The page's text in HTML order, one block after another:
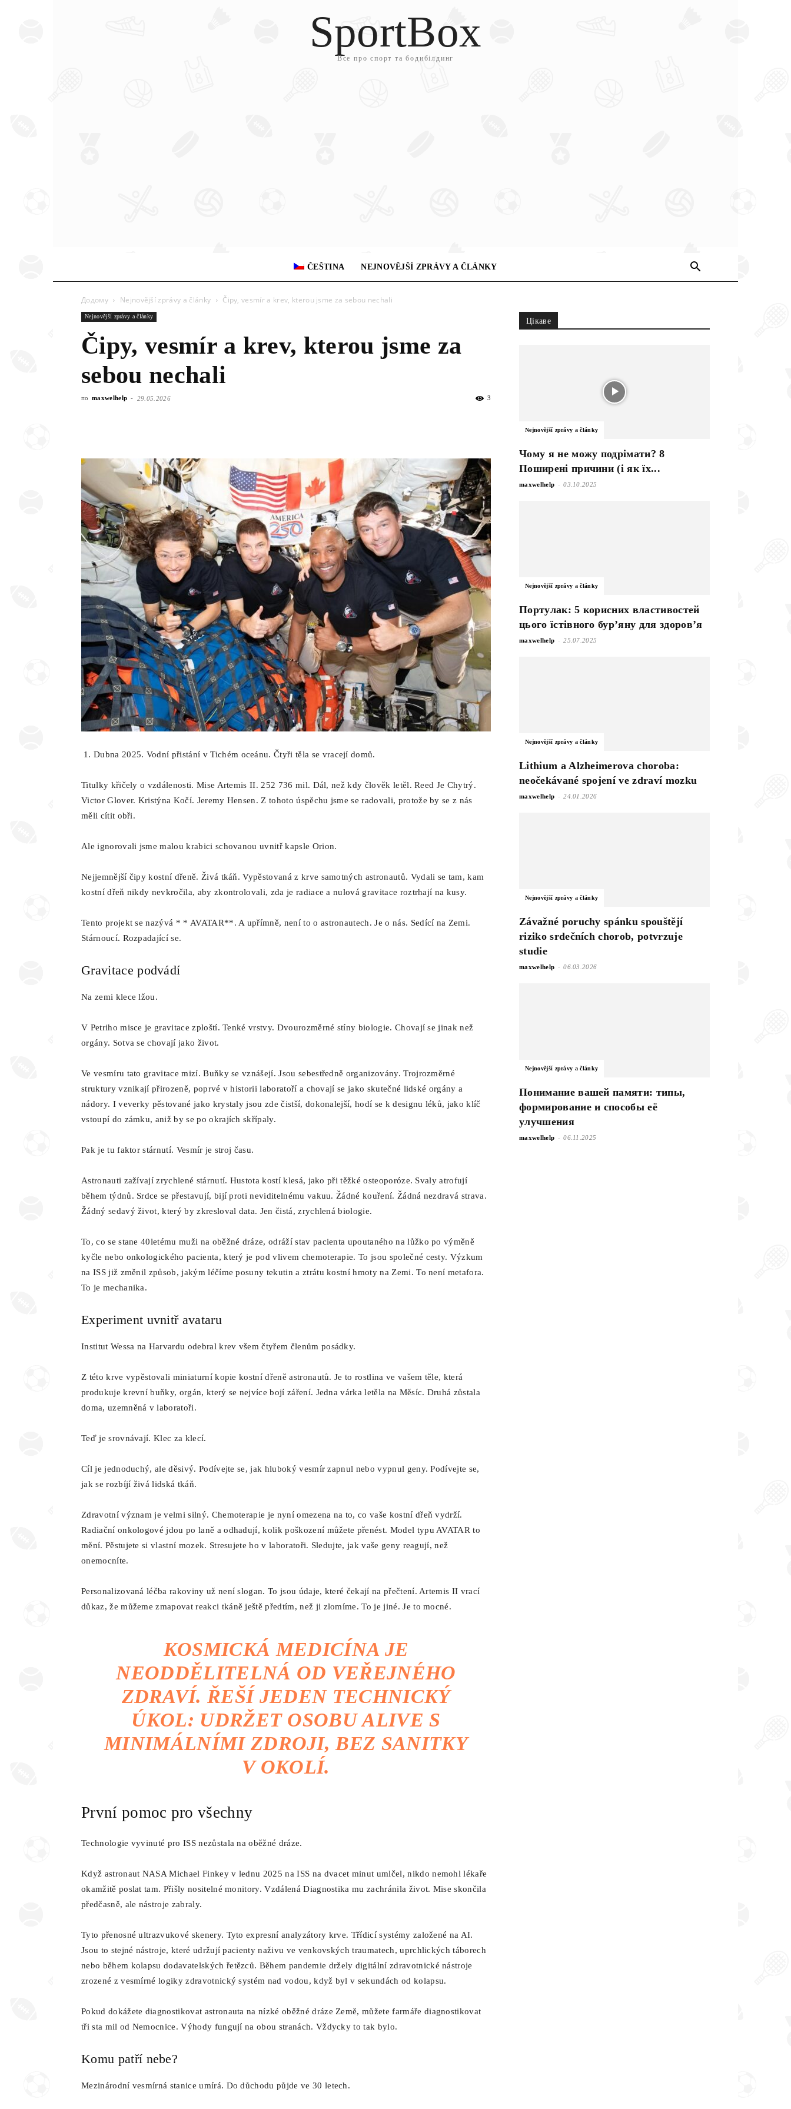
SportBox
Все про спорт та бодибілдинг
ČEŠTINA NEJNOVĚJŠÍ ZPRÁVY A ČLÁNKY
Додому Nejnovější zprávy a články Čipy, vesmír a krev, kterou jsme za sebou nechali
Nejnovější zprávy a články
Čipy, vesmír a krev, kterou jsme za
sebou nechali
по maxwelhelp - 29.05.2026 3
Dubna 2025. Vodní přistání v Tichém oceánu. Čtyři těla se vracejí domů.
Titulky křičely o vzdálenosti. Mise Artemis II. 252 736 mil. Dál, než kdy člověk letěl. Reed Je Chytrý.
Victor Glover. Kristýna Kočí. Jeremy Hensen. Z tohoto úspěchu jsme se radovali, protože by se z nás
měli cítit obři.
Ale ignorovali jsme malou krabici schovanou uvnitř kapsle Orion.
Nejjemnější čipy kostní dřeně. Živá tkáň. Vypěstovaná z krve samotných astronautů. Vydali se tam, kam
kostní dřeň nikdy nevkročila, aby zkontrolovali, zda je radiace a nulová gravitace roztrhají na kusy.
Tento projekt se nazývá * * AVATAR**. A upřímně, není to o astronautech. Je o nás. Sedící na Zemi.
Stárnoucí. Rozpadající se.
Gravitace podvádí
Na zemi klece lžou.
V Petriho misce je gravitace zploští. Tenké vrstvy. Dvourozměrné stíny biologie. Chovají se jinak než
orgány. Sotva se chovají jako život.
Ve vesmíru tato gravitace mizí. Buňky se vznášejí. Jsou sebestředně organizovány. Trojrozměrné
struktury vznikají přirozeně, poprvé v historii laboratoří a chovají se jako skutečné lidské orgány a
nádory. I veverky pěstované jako krystaly jsou zde čistší, dokonalejší, hodí se k designu léků, jako klíč
vstoupí do zámku, aniž by se po okrajích skřípaly.
Pak je tu faktor stárnutí. Vesmír je stroj času.
Astronauti zažívají zrychlené stárnutí. Hustota kostí klesá, jako při těžké osteoporóze. Svaly atrofují
během týdnů. Srdce se přestavují, bijí proti neviditelnému vakuu. Žádné kouření. Žádná nezdravá strava.
Žádný sedavý život, který by zkresloval data. Jen čistá, zrychlená biologie.
To, co se stane 40letému muži na oběžné dráze, odráží stav pacienta upoutaného na lůžko po výměně
kyčle nebo onkologického pacienta, který je pod vlivem chemoterapie. To jsou společné cesty. Výzkum
na ISS již změnil způsob, jakým léčíme posuny tekutin a ztrátu kostní hmoty na Zemi. To není metafora.
To je mechanika.
Experiment uvnitř avataru
Institut Wessa na Harvardu odebral krev všem čtyřem členům posádky.
Z této krve vypěstovali miniaturní kopie kostní dřeně astronautů. Je to rostlina ve vašem těle, která
produkuje krevní buňky, orgán, který se nejvíce bojí záření. Jedna várka letěla na Měsíc. Druhá zůstala
doma, uzemněná v laboratoři.
Teď je srovnávají. Klec za klecí.
Cíl je jednoduchý, ale děsivý. Podívejte se, jak hluboký vesmír zapnul nebo vypnul geny. Podívejte se,
jak se rozbíjí živá lidská tkáň.
Zdravotní význam je velmi silný. Chemoterapie je nyní omezena na to, co vaše kostní dřeň vydrží.
Radiační onkologové jdou po laně a odhadují, kolik poškození můžete přenést. Model typu AVATAR to
mění. Pěstujete si vlastní mozek. Stresujete ho v laboratoři. Sledujte, jak vaše geny reagují, než
onemocníte.
Personalizovaná léčba rakoviny už není slogan. To jsou údaje, které čekají na přečtení. Artemis II vrací
důkaz, že můžeme zmapovat reakci tkáně ještě předtím, než ji zlomíme. To je jiné. Je to mocné.
KOSMICKÁ MEDICÍNA JE
NEODDĚLITELNÁ OD VEŘEJNÉHO
ZDRAVÍ. ŘEŠÍ JEDEN TECHNICKÝ
ÚKOL: UDRŽET OSOBU ALIVE S
MINIMÁLNÍMI ZDROJI, BEZ SANITKY
V OKOLÍ.
První pomoc pro všechny
Technologie vyvinuté pro ISS nezůstala na oběžné dráze.
Když astronaut NASA Michael Finkey v lednu 2025 na ISS na dvacet minut umlčel, nikdo nemohl lékaře
okamžitě poslat tam. Přišly nositelné monitory. Vzdálená Diagnostika mu zachránila život. Mise skončila
předčasně, ale nástroje zabraly.
Tyto přenosné ultrazvukové skenery. Tyto expresní analyzátory krve. Třídicí systémy založené na AI.
Jsou to stejné nástroje, které udržují pacienty naživu ve venkovských traumatech, uprchlických táborech
nebo během kolapsu dodavatelských řetězců. Během pandemie držely digitální zdravotnické nástroje
zrozené z vesmírné logiky zdravotnický systém nad vodou, když byl v sekundách od kolapsu.
Pokud dokážete diagnostikovat astronauta na nízké oběžné dráze Země, můžete farmáře diagnostikovat
tři sta mil od Nemocnice. Výhody fungují na obou stranách. Vždycky to tak bylo.
Komu patří nebe?
Mezinárodní vesmírná stanice umírá. Do důchodu půjde ve 30 letech.
Цікаве
Nejnovější zprávy a články
Чому я не можу подрімати? 8
Поширені причини (і як їх...
maxwelhelp - 03.10.2025
Nejnovější zprávy a články
Портулак: 5 корисних властивостей
цього їстівного бур’яну для здоров’я
maxwelhelp - 25.07.2025
Nejnovější zprávy a články
Lithium a Alzheimerova choroba:
neočekávané spojení ve zdraví mozku
maxwelhelp - 24.01.2026
Nejnovější zprávy a články
Závažné poruchy spánku spouštějí
riziko srdečních chorob, potvrzuje
studie
maxwelhelp - 06.03.2026
Nejnovější zprávy a články
Понимание вашей памяти: типы,
формирование и способы её
улучшения
maxwelhelp - 06.11.2025